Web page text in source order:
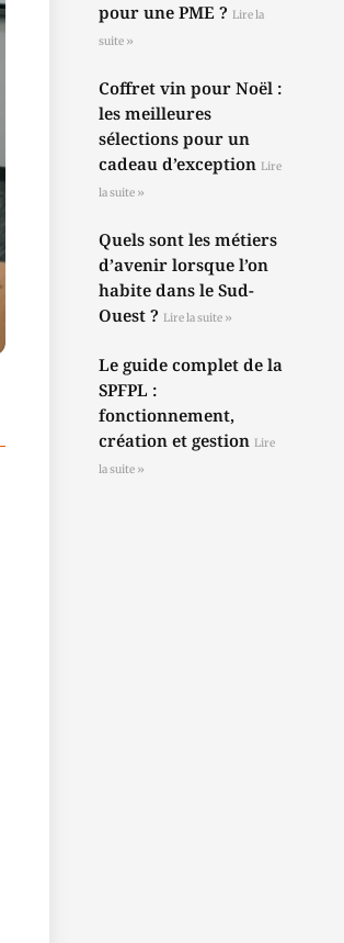
pour une PME ?Lire la
suite »
Coffret vin pour Noël :
les meilleures
sélections pour un
cadeau d’exceptionLire
la suite »
Quels sont les métiers
d’avenir lorsque l’on
habite dans le Sud-
Ouest ?Lire la suite »
Le guide complet de la
SPFPL :
fonctionnement,
création et gestionLire
la suite »